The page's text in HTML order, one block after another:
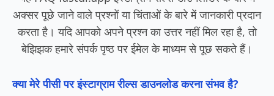
अक्सर पूछे जाने वाले प्रश्नों या चिंताओं के बारे में जानकारी प्रदान
करता है। यदि आपको अपने प्रश्न का उत्तर नहीं मिल रहा है, तो
बेझिझक हमारे संपर्क पृष्ठ पर ईमेल के माध्यम से पूछ सकते हैं।
क्या मेरे पीसी पर इंस्टाग्राम रील्स डाउनलोड करना संभव है?